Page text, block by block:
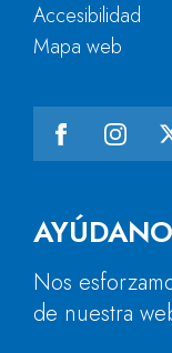
Nos
de nuestra
Accesibilidad
Mapa web